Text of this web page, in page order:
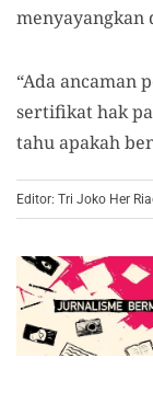
menyayangkan
“Ada ancaman
sertifikat hak
tahu apakah
Editor: Tri Joko Her